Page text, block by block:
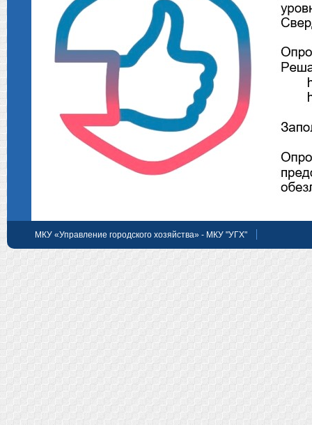
МКУ «Управление городского хозяйства» - МКУ "УГХ"